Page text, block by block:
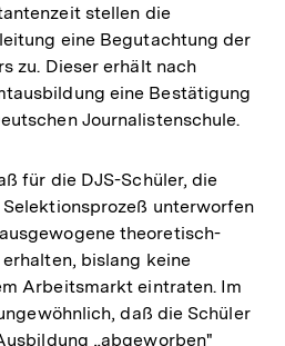
stellen die
eine Begutachtung der
zu. Dieser erhält nach
eine Bestätigung
Journalistenschule.
für die DJS-Schüler, die
unterworfen
theoretisch-
bislang keine
Arbeitsmarkt eintraten. Im
daß die Schüler
„abgeworben"